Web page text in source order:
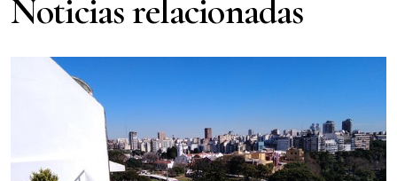
Noticias relacionadas